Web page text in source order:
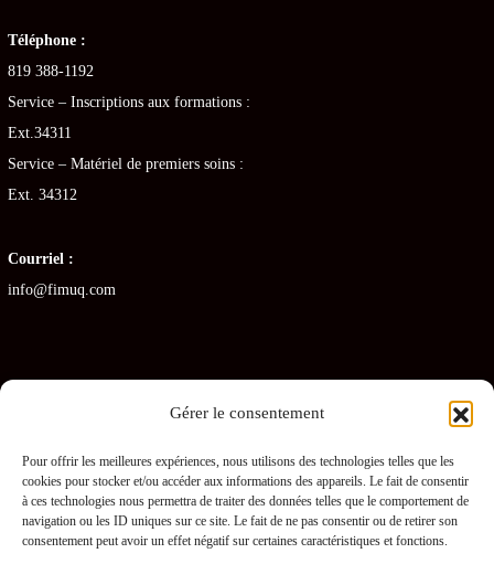
Gérer le consentement
Pour offrir les meilleures expériences, nous utilisons des technologies telles que les
cookies pour stocker et/ou accéder aux informations des appareils. Le fait de consentir
à ces technologies nous permettra de traiter des données telles que le comportement de
navigation ou les ID uniques sur ce site. Le fait de ne pas consentir ou de retirer son
consentement peut avoir un effet négatif sur certaines caractéristiques et fonctions.
Téléphone :
819 388-1192
Service – Inscriptions aux formations :
Ext.34311
Service – Matériel de premiers soins :
Ext. 34312
Courriel :
info@fimuq.com
Articles récents
Combiner la RCR et la PDSB : une formation gagnante pour les CHSLD
Premiers soins en RPA : quelles sont les obligations pour les gestionnaires ?